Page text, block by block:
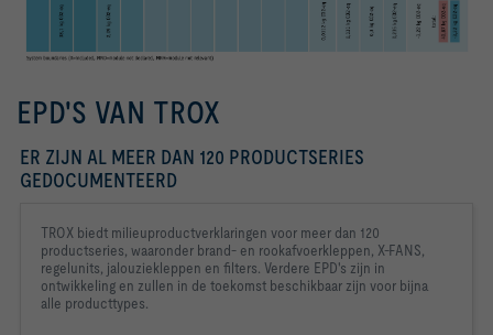
EPD'S VAN TROX
ER ZIJN AL MEER DAN 120 PRODUCTSERIES
GEDOCUMENTEERD
TROX biedt milieuproductverklaringen voor meer dan 120
productseries, waaronder brand- en rookafvoerkleppen, X-FANS,
regelunits, jalouziekleppen en filters. Verdere EPD's zijn in
ontwikkeling en zullen in de toekomst beschikbaar zijn voor bijna
alle producttypes.